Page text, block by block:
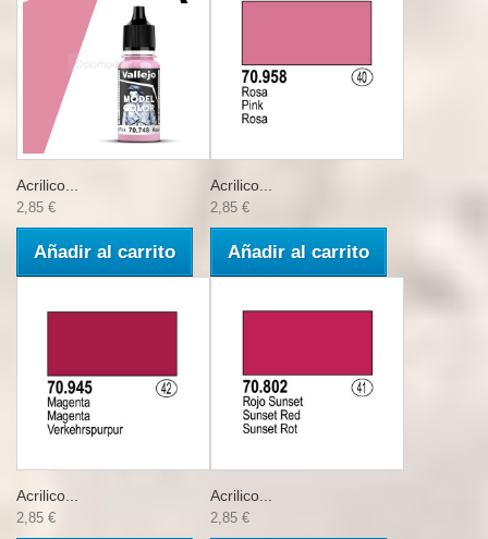
Acrilico...
2,85 €
Añadir al carrito
Acrilico...
2,85 €
Añadir al carrito
Acrilico...
2,85 €
Acrilico...
2,85 €